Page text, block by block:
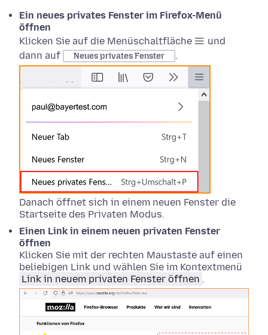
Ein neues privates Fenster im Firefox-Menü
öffnen
Klicken Sie auf die Menüschaltfläche
und
dann auf
Neues privates Fenster .
Danach öffnet sich in einem neuen Fenster die
Startseite des Privaten Modus.
Einen Link in einem neuen privaten Fenster
öffnen
Klicken Sie mit der rechten Maustaste auf einen
beliebigen Link und wählen Sie im Kontextmenü
Link in neuem privaten Fenster öffnen .